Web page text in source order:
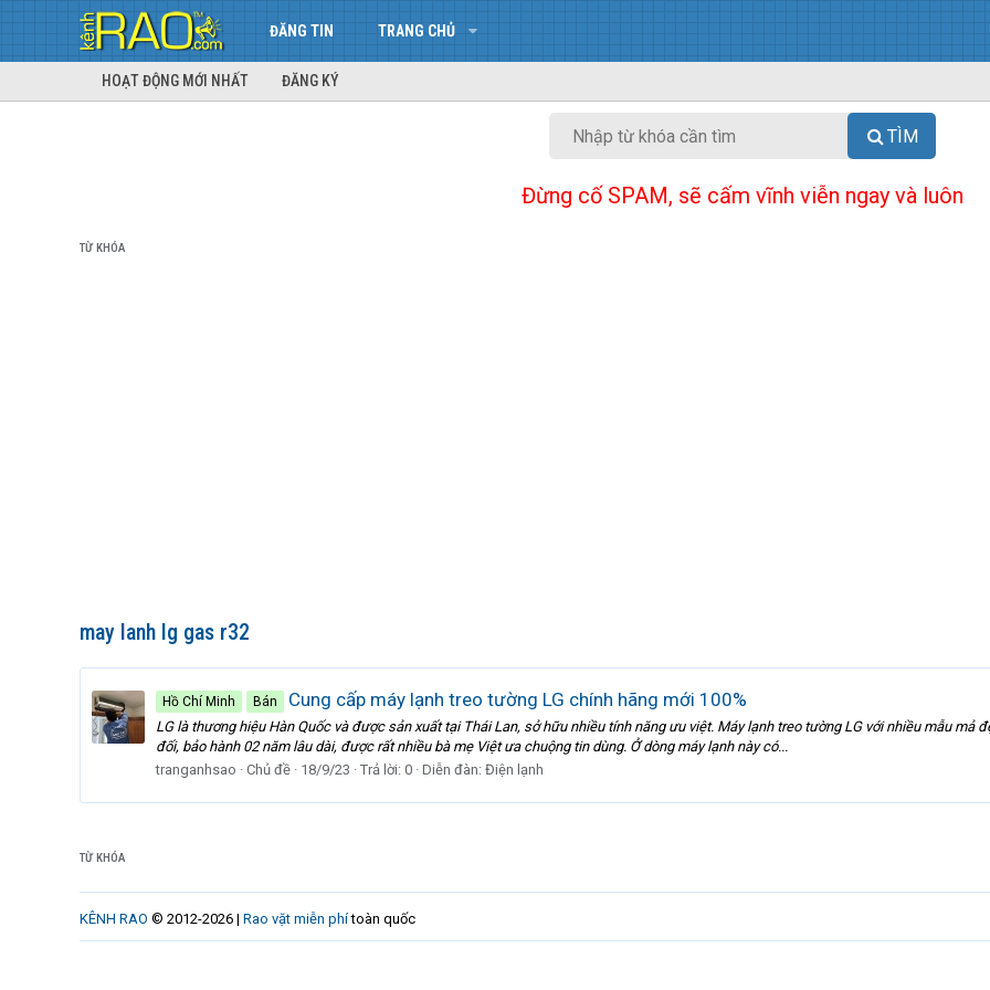
ĐĂNG TIN TRANG CHỦ
HOẠT ĐỘNG MỚI NHẤT ĐĂNG KÝ
TÌM
Đừng cố SPAM, sẽ cấm vĩnh viễn ngay và luôn
TỪ KHÓA
may lanh lg gas r32
Hồ Chí Minh Bán Cung cấp máy lạnh treo tường LG chính hãng mới 100%
LG là thương hiệu Hàn Quốc và được sản xuất tại Thái Lan, sở hữu nhiều tính năng ưu việt. Máy lạnh treo tường LG với nhiều mẫu
đối, bảo hành 02 năm lâu dài, được rất nhiều bà mẹ Việt ưa chuộng tin dùng. Ở dòng máy lạnh này có...
tranganhsao
Chủ đề 18/9/23 Trả lời: 0 Diễn đàn: Điện lạnh
TỪ KHÓA
KÊNH RAO © 2012-2026 | Rao vặt miễn phítoàn quốc